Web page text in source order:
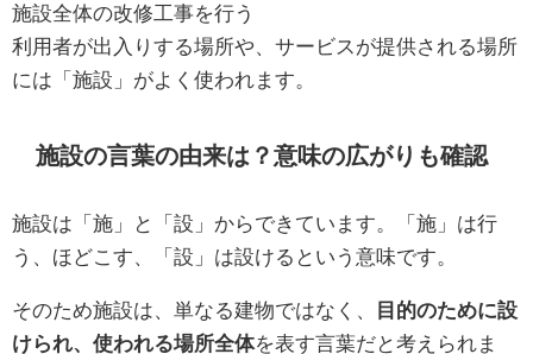
施設全体の改修工事を行う
利用者が出入りする場所や、サービスが提供される場所
には「施設」がよく使われます。
施設の言葉の由来は？意味の広がりも確認
施設は「施」と「設」からできています。「施」は行
う、ほどこす、「設」は設けるという意味です。
そのため施設は、単なる建物ではなく、
目的のために設
けられ、使われる場所全体を表す言葉だと考えられま